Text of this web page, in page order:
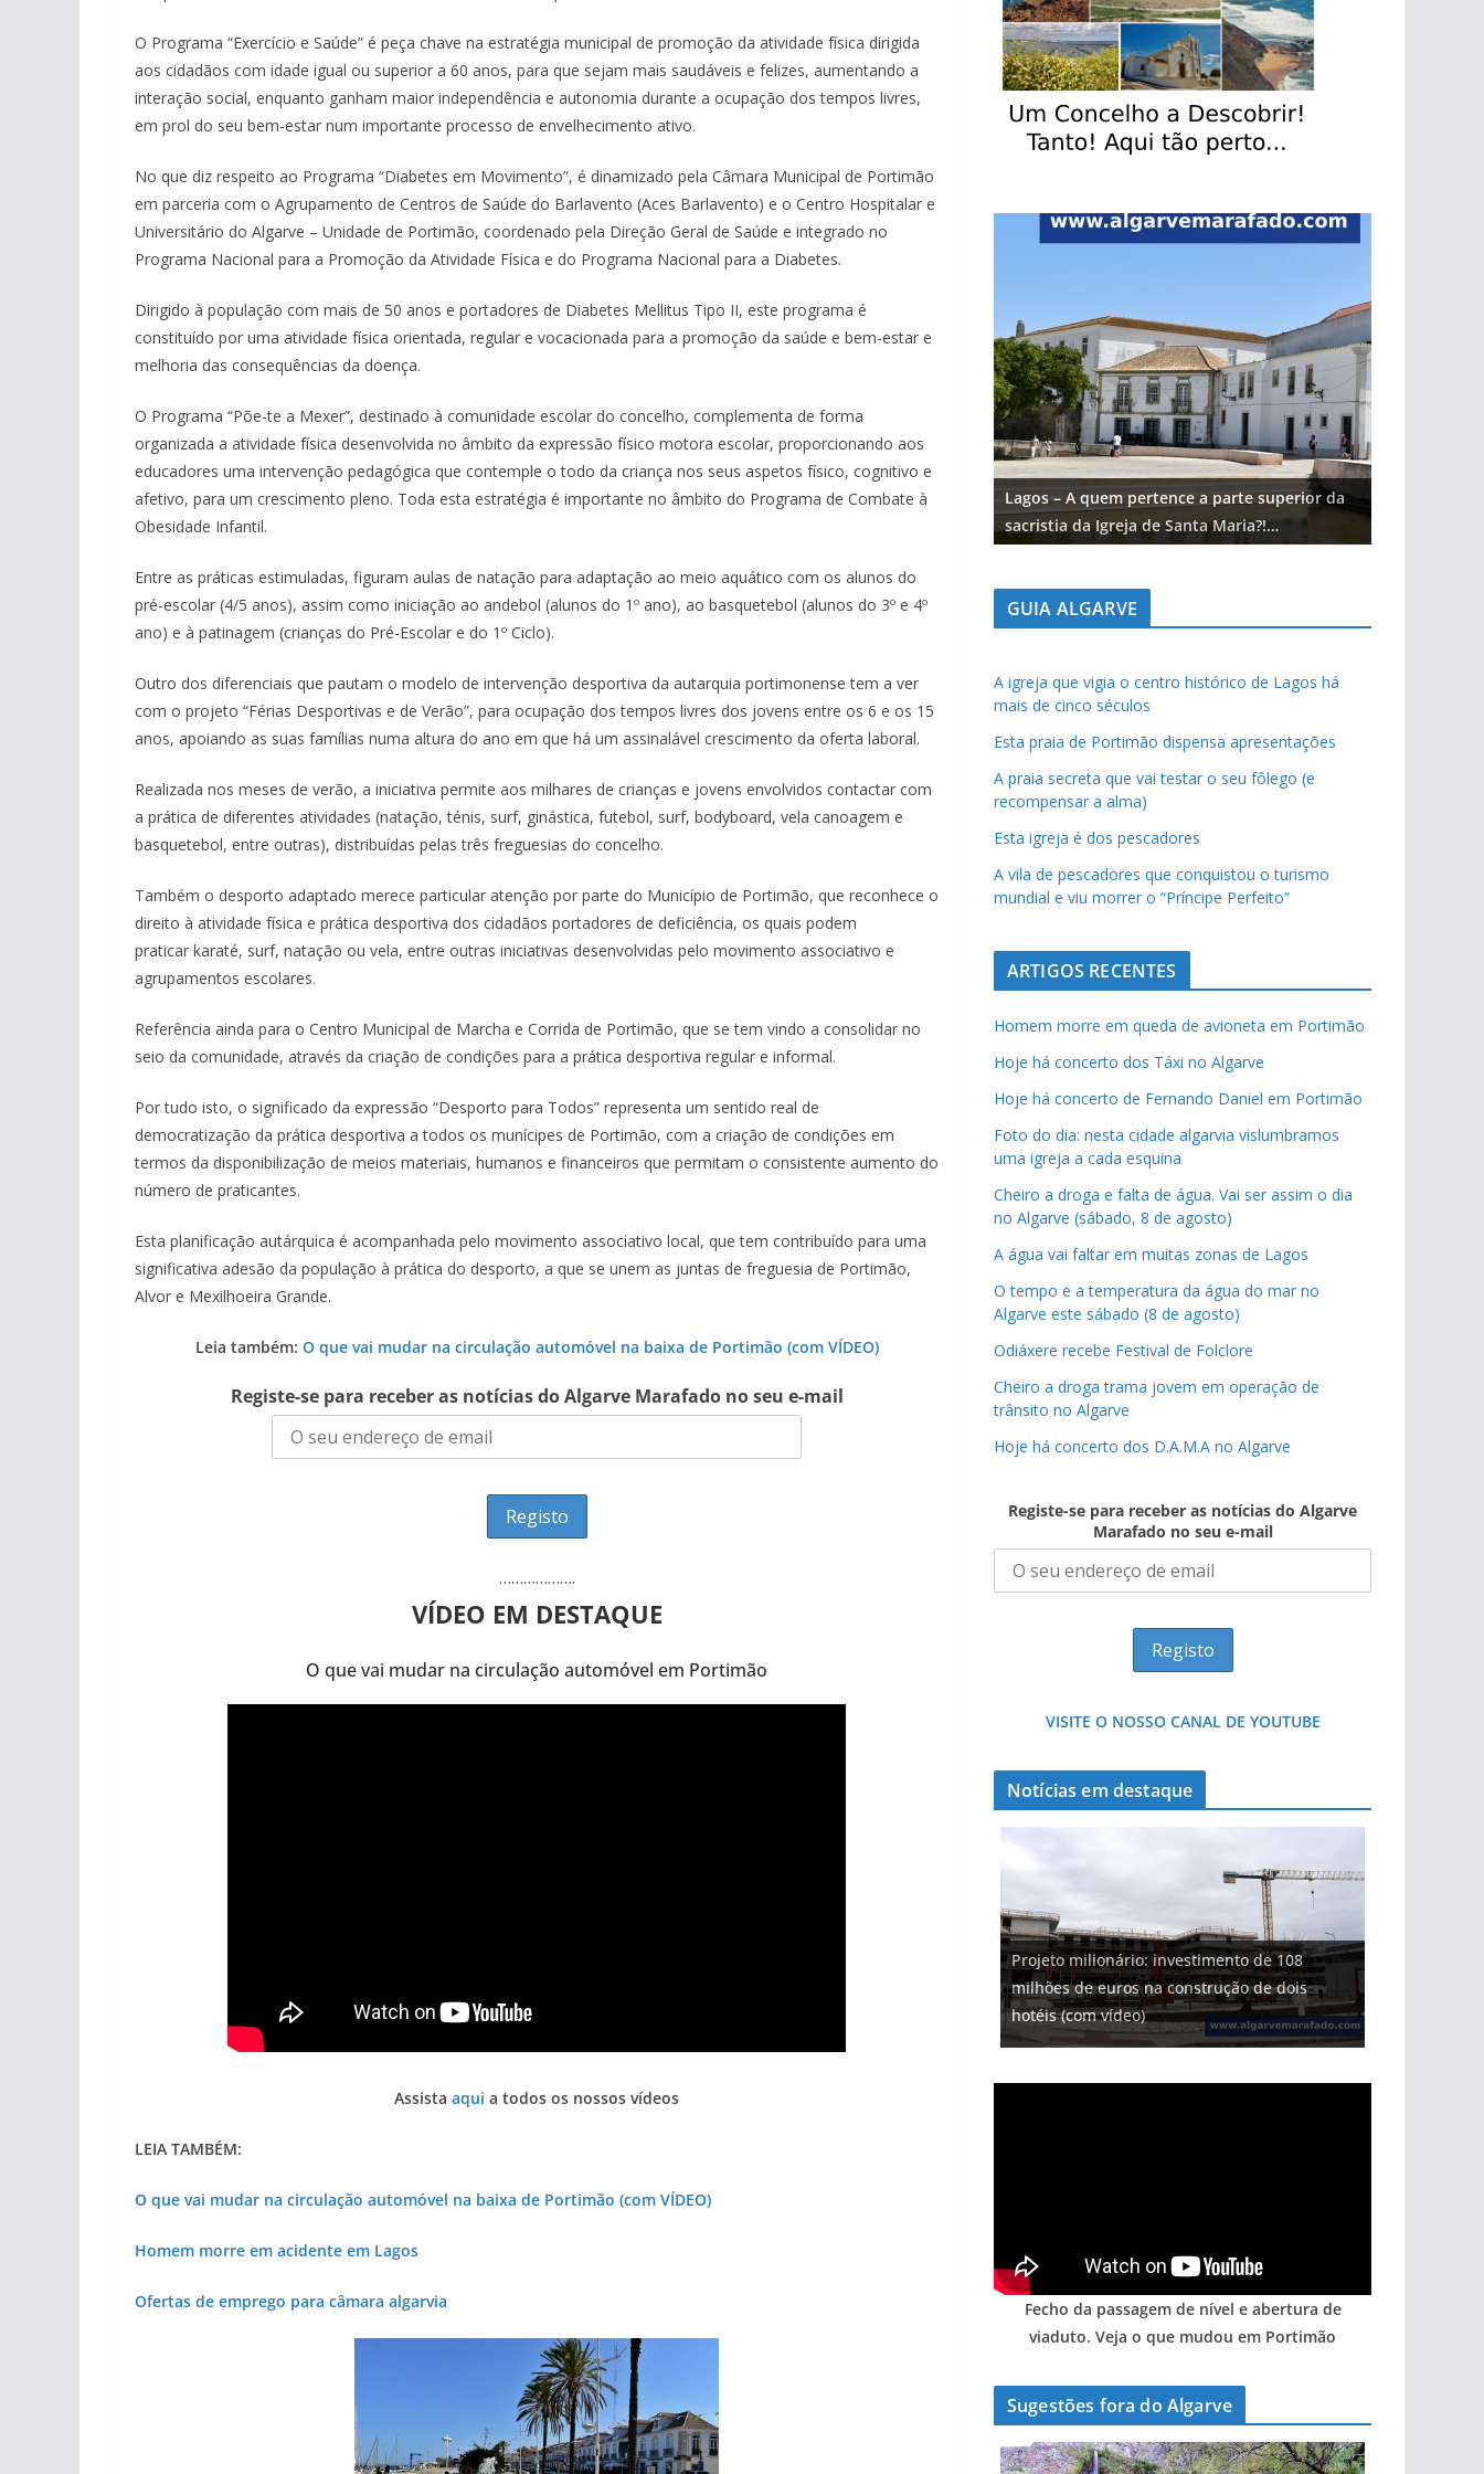
O Programa “Exercício e Saúde” é peça chave na estratégia municipal de promoção da atividade física dirigida
aos cidadãos com idade igual ou superior a 60 anos, para que sejam mais saudáveis e felizes, aumentando a
interação social, enquanto ganham maior independência e autonomia durante a ocupação dos tempos livres,
em prol do seu bem-estar num importante processo de envelhecimento ativo.
No que diz respeito ao Programa “Diabetes em Movimento”, é dinamizado pela Câmara Municipal de Portimão
em parceria com o Agrupamento de Centros de Saúde do Barlavento (Aces Barlavento) e o Centro Hospitalar e
Universitário do Algarve – Unidade de Portimão, coordenado pela Direção Geral de Saúde e integrado no
Programa Nacional para a Promoção da Atividade Física e do Programa Nacional para a Diabetes.
Dirigido à população com mais de 50 anos e portadores de Diabetes Mellitus Tipo II, este programa é
constituído por uma atividade física orientada, regular e vocacionada para a promoção da saúde e bem-estar e
melhoria das consequências da doença.
O Programa “Põe-te a Mexer”, destinado à comunidade escolar do concelho, complementa de forma
organizada a atividade física desenvolvida no âmbito da expressão físico motora escolar, proporcionando aos
educadores uma intervenção pedagógica que contemple o todo da criança nos seus aspetos físico, cognitivo e
afetivo, para um crescimento pleno. Toda esta estratégia é importante no âmbito do Programa de Combate à
Obesidade Infantil.
Entre as práticas estimuladas, figuram aulas de natação para adaptação ao meio aquático com os alunos do
pré-escolar (4/5 anos), assim como iniciação ao andebol (alunos do 1º ano), ao basquetebol (alunos do 3º e 4º
ano) e à patinagem (crianças do Pré-Escolar e do 1º Ciclo).
Outro dos diferenciais que pautam o modelo de intervenção desportiva da autarquia portimonense tem a ver
com o projeto “Férias Desportivas e de Verão”, para ocupação dos tempos livres dos jovens entre os 6 e os 15
anos, apoiando as suas famílias numa altura do ano em que há um assinalável crescimento da oferta laboral.
Realizada nos meses de verão, a iniciativa permite aos milhares de crianças e jovens envolvidos contactar com
a prática de diferentes atividades (natação, ténis, surf, ginástica, futebol, surf, bodyboard, vela canoagem e
basquetebol, entre outras), distribuídas pelas três freguesias do concelho.
Também o desporto adaptado merece particular atenção por parte do Município de Portimão, que reconhece o
direito à atividade física e prática desportiva dos cidadãos portadores de deficiência, os quais podem
praticar karaté, surf, natação ou vela, entre outras iniciativas desenvolvidas pelo movimento associativo e
agrupamentos escolares.
Referência ainda para o Centro Municipal de Marcha e Corrida de Portimão, que se tem vindo a consolidar no
seio da comunidade, através da criação de condições para a prática desportiva regular e informal.
Por tudo isto, o significado da expressão “Desporto para Todos” representa um sentido real de
democratização da prática desportiva a todos os munícipes de Portimão, com a criação de condições em
termos da disponibilização de meios materiais, humanos e financeiros que permitam o consistente aumento do
número de praticantes.
Esta planificação autárquica é acompanhada pelo movimento associativo local, que tem contribuído para uma
significativa adesão da população à prática do desporto, a que se unem as juntas de freguesia de Portimão,
Alvor e Mexilhoeira Grande.
Leia também: O que vai mudar na circulação automóvel na baixa de Portimão (com VÍDEO)
Registe-se para receber as notícias do Algarve Marafado no seu e-mail
……………….
VÍDEO EM DESTAQUE
O que vai mudar na circulação automóvel em Portimão
Assista aqui a todos os nossos vídeos
LEIA TAMBÉM:
O que vai mudar na circulação automóvel na baixa de Portimão (com VÍDEO)
Homem morre em acidente em Lagos
Ofertas de emprego para câmara algarvia
Lagos – A quem pertence a parte superior da
Lagos – A quem pertence a parte superior da
sacristia da Igreja de Santa Maria?!…
GUIA ALGARVE
A igreja que vigia o centro histórico de Lagos há
mais de cinco séculos
Esta praia de Portimão dispensa apresentações
A praia secreta que vai testar o seu fôlego (e
recompensar a alma)
Esta igreja é dos pescadores
A vila de pescadores que conquistou o turismo
mundial e viu morrer o “Príncipe Perfeito”
ARTIGOS RECENTES
Homem morre em queda de avioneta em Portimão
Hoje há concerto dos Táxi no Algarve
Hoje há concerto de Fernando Daniel em Portimão
Foto do dia: nesta cidade algarvia vislumbramos
uma igreja a cada esquina
Cheiro a droga e falta de água. Vai ser assim o dia
no Algarve (sábado, 8 de agosto)
A água vai faltar em muitas zonas de Lagos
O tempo e a temperatura da água do mar no
Algarve este sábado (8 de agosto)
Odiáxere recebe Festival de Folclore
Cheiro a droga trama jovem em operação de
trânsito no Algarve
Hoje há concerto dos D.A.M.A no Algarve
Registe-se para receber as notícias do Algarve
Marafado no seu e-mail
VISITE O NOSSO CANAL DE YOUTUBE
Notícias em destaque
Projeto milionário: investimento de 108
milhões de euros na construção de dois
hotéis (com vídeo)
Fecho da passagem de nível e abertura de
viaduto. Veja o que mudou em Portimão
Sugestões fora do Algarve